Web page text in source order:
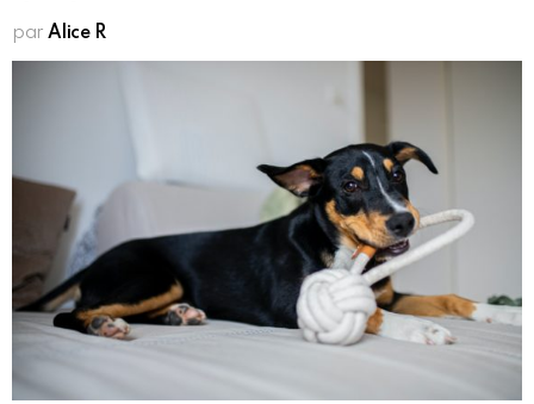
par Alice R